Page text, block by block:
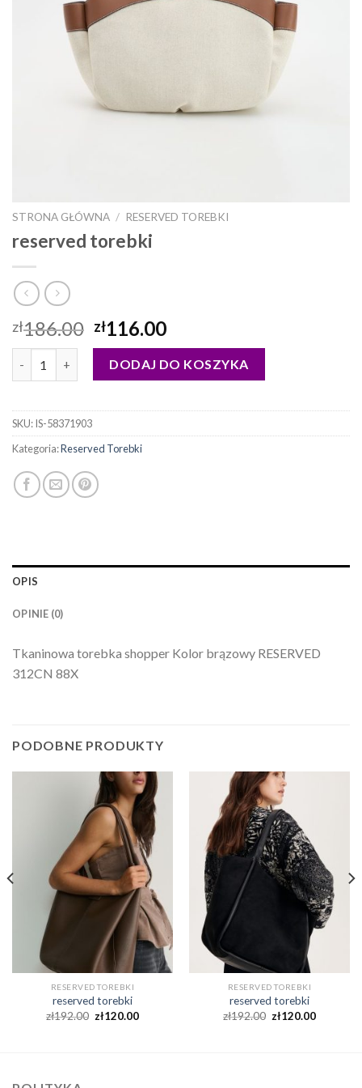
STRONA GŁÓWNA / RESERVED TOREBKI
reserved torebki
zł186.00 zł116.00
ilość reserved torebkiDODAJ DO KOSZYKA
SKU:IS-58371903
Kategoria:Reserved Torebki
OPIS
OPINIE (0)
Tkaninowa torebka shopper Kolor brązowy RESERVED
312CN 88X
PODOBNE PRODUKTY
RESERVED TOREBKI
reserved torebki
zł192.00 zł120.00
RESERVED TOREBKI
reserved torebki
zł192.00 zł120.00